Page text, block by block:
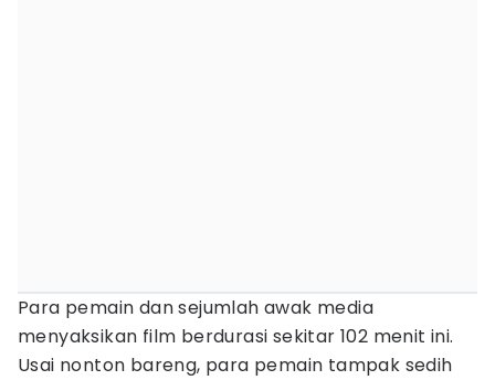
Para pemain dan sejumlah awak media
menyaksikan film berdurasi sekitar 102 menit ini.
Usai nonton bareng, para pemain tampak sedih